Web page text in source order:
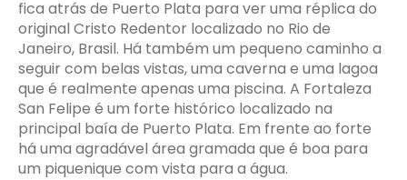
fica atrás de Puerto Plata para ver uma réplica do
original Cristo Redentor localizado no Rio de
Janeiro, Brasil. Há também um pequeno caminho a
seguir com belas vistas, uma caverna e uma lagoa
que é realmente apenas uma piscina. A Fortaleza
San Felipe é um forte histórico localizado na
principal baía de Puerto Plata. Em frente ao forte
há uma agradável área gramada que é boa para
um piquenique com vista para a água.